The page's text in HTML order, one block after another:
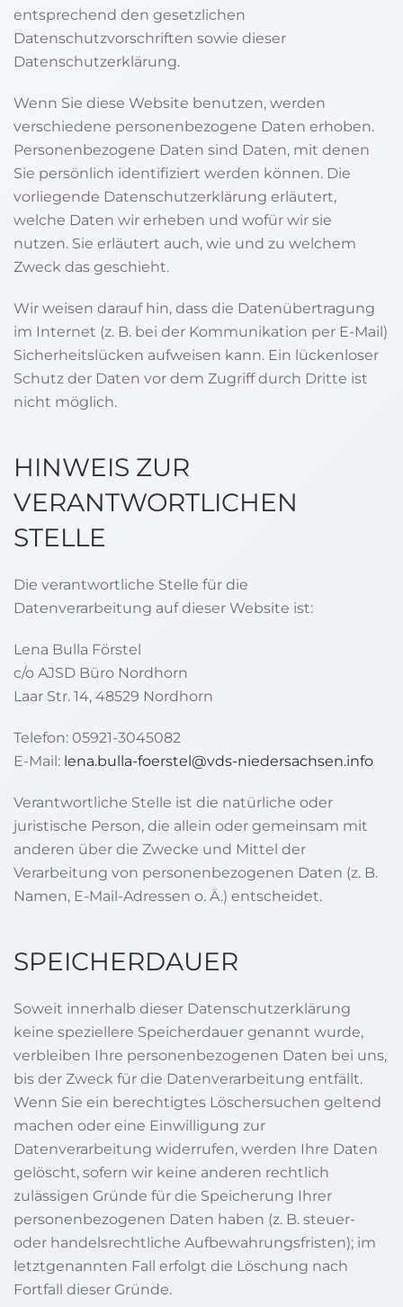
entsprechend den gesetzlichen
Datenschutzvorschriften sowie dieser
Datenschutzerklärung.
Wenn Sie diese Website benutzen, werden
verschiedene personenbezogene Daten erhoben.
Personenbezogene Daten sind Daten, mit denen
Sie persönlich identifiziert werden können. Die
vorliegende Datenschutzerklärung erläutert,
welche Daten wir erheben und wofür wir sie
nutzen. Sie erläutert auch, wie und zu welchem
Zweck das geschieht.
Wir weisen darauf hin, dass die Datenübertragung
im Internet (z. B. bei der Kommunikation per E-Mail)
Sicherheitslücken aufweisen kann. Ein lückenloser
Schutz der Daten vor dem Zugriff durch Dritte ist
nicht möglich.
HINWEIS ZUR
VERANTWORTLICHEN
STELLE
Die verantwortliche Stelle für die
Datenverarbeitung auf dieser Website ist:
Lena Bulla Förstel
c/o AJSD Büro Nordhorn
Laar Str. 14, 48529 Nordhorn
Telefon: 05921-3045082
E-Mail: lena.bulla-foerstel@vds-niedersachsen.info
Verantwortliche Stelle ist die natürliche oder
juristische Person, die allein oder gemeinsam mit
anderen über die Zwecke und Mittel der
Verarbeitung von personenbezogenen Daten (z. B.
Namen, E-Mail-Adressen o. Ä.) entscheidet.
SPEICHERDAUER
Soweit innerhalb dieser Datenschutzerklärung
keine speziellere Speicherdauer genannt wurde,
verbleiben Ihre personenbezogenen Daten bei uns,
bis der Zweck für die Datenverarbeitung entfällt.
Wenn Sie ein berechtigtes Löschersuchen geltend
machen oder eine Einwilligung zur
Datenverarbeitung widerrufen, werden Ihre Daten
gelöscht, sofern wir keine anderen rechtlich
zulässigen Gründe für die Speicherung Ihrer
personenbezogenen Daten haben (z. B. steuer-
oder handelsrechtliche Aufbewahrungsfristen); im
letztgenannten Fall erfolgt die Löschung nach
Fortfall dieser Gründe.